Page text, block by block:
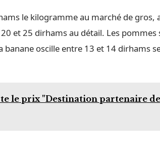
le kilogramme au marché de gros,
et 25 dirhams au détail. Les pommes
oscille entre 13 et 14 dirhams
le prix "Destination partenaire